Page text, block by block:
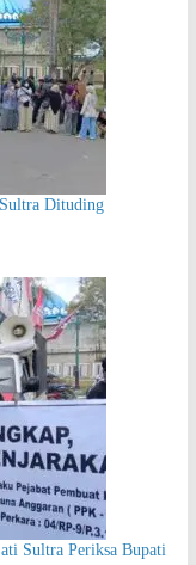
Dituding
Sultra Periksa Bupati